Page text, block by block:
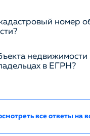
номер
недвижимости
в ЕГРН?
все ответы на